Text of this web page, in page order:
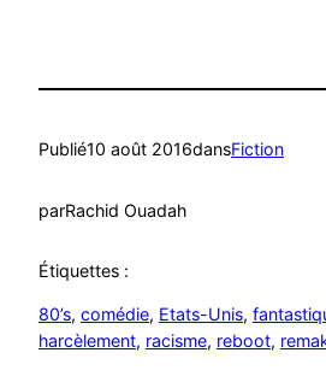
Publié10 août 2016dansFiction
parRachid Ouadah
Étiquettes :
80’s, comédie, Etats-Unis,
harcèlement, racisme, reboot,